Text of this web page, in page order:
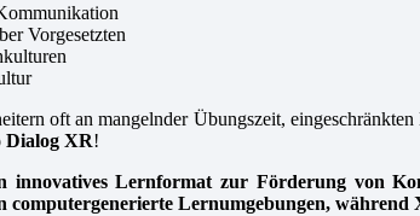
Vorgesetzten
oft an mangelnder Übungszeit,
XR!
innovatives Lernformat zur Förderung von
computergenerierte Lernumgebungen,